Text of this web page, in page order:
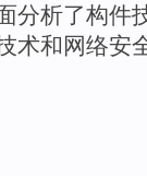
分析了构件
术和 网络安